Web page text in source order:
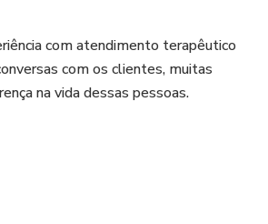
com atendimento terapêutico
com os clientes, muitas
na vida dessas pessoas.